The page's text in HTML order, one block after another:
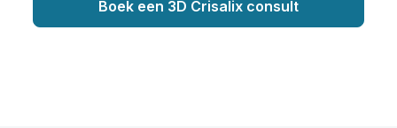
Boek een 3D Crisalix consult